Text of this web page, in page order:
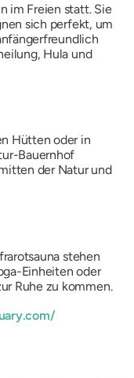
im Freien statt. Sie
sich perfekt, um
Hula und
Hütten oder in
Bauernhof
der Natur und
stehen
Einheiten oder
Ruhe zu kommen.